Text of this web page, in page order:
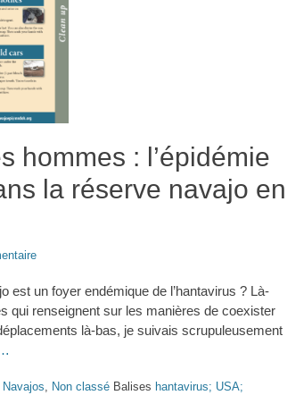
hommes : l’épidémie
la réserve navajo en
est un foyer endémique de l’hantavirus ? Là-
qui renseignent sur les manières de coexister
là-bas, je suivais scrupuleusement
Navajos, Non classé Balises hantavirus; USA;